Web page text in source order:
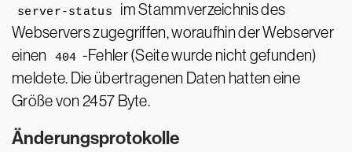
server-status
im Stammverzeichnis des
Webservers zugegriffen, woraufhin der Webserver
einen
404 -Fehler (Seite wurde nicht gefunden)
meldete. Die übertragenen Daten hatten eine
Größe von 2457 Byte.
Änderungsprotokolle